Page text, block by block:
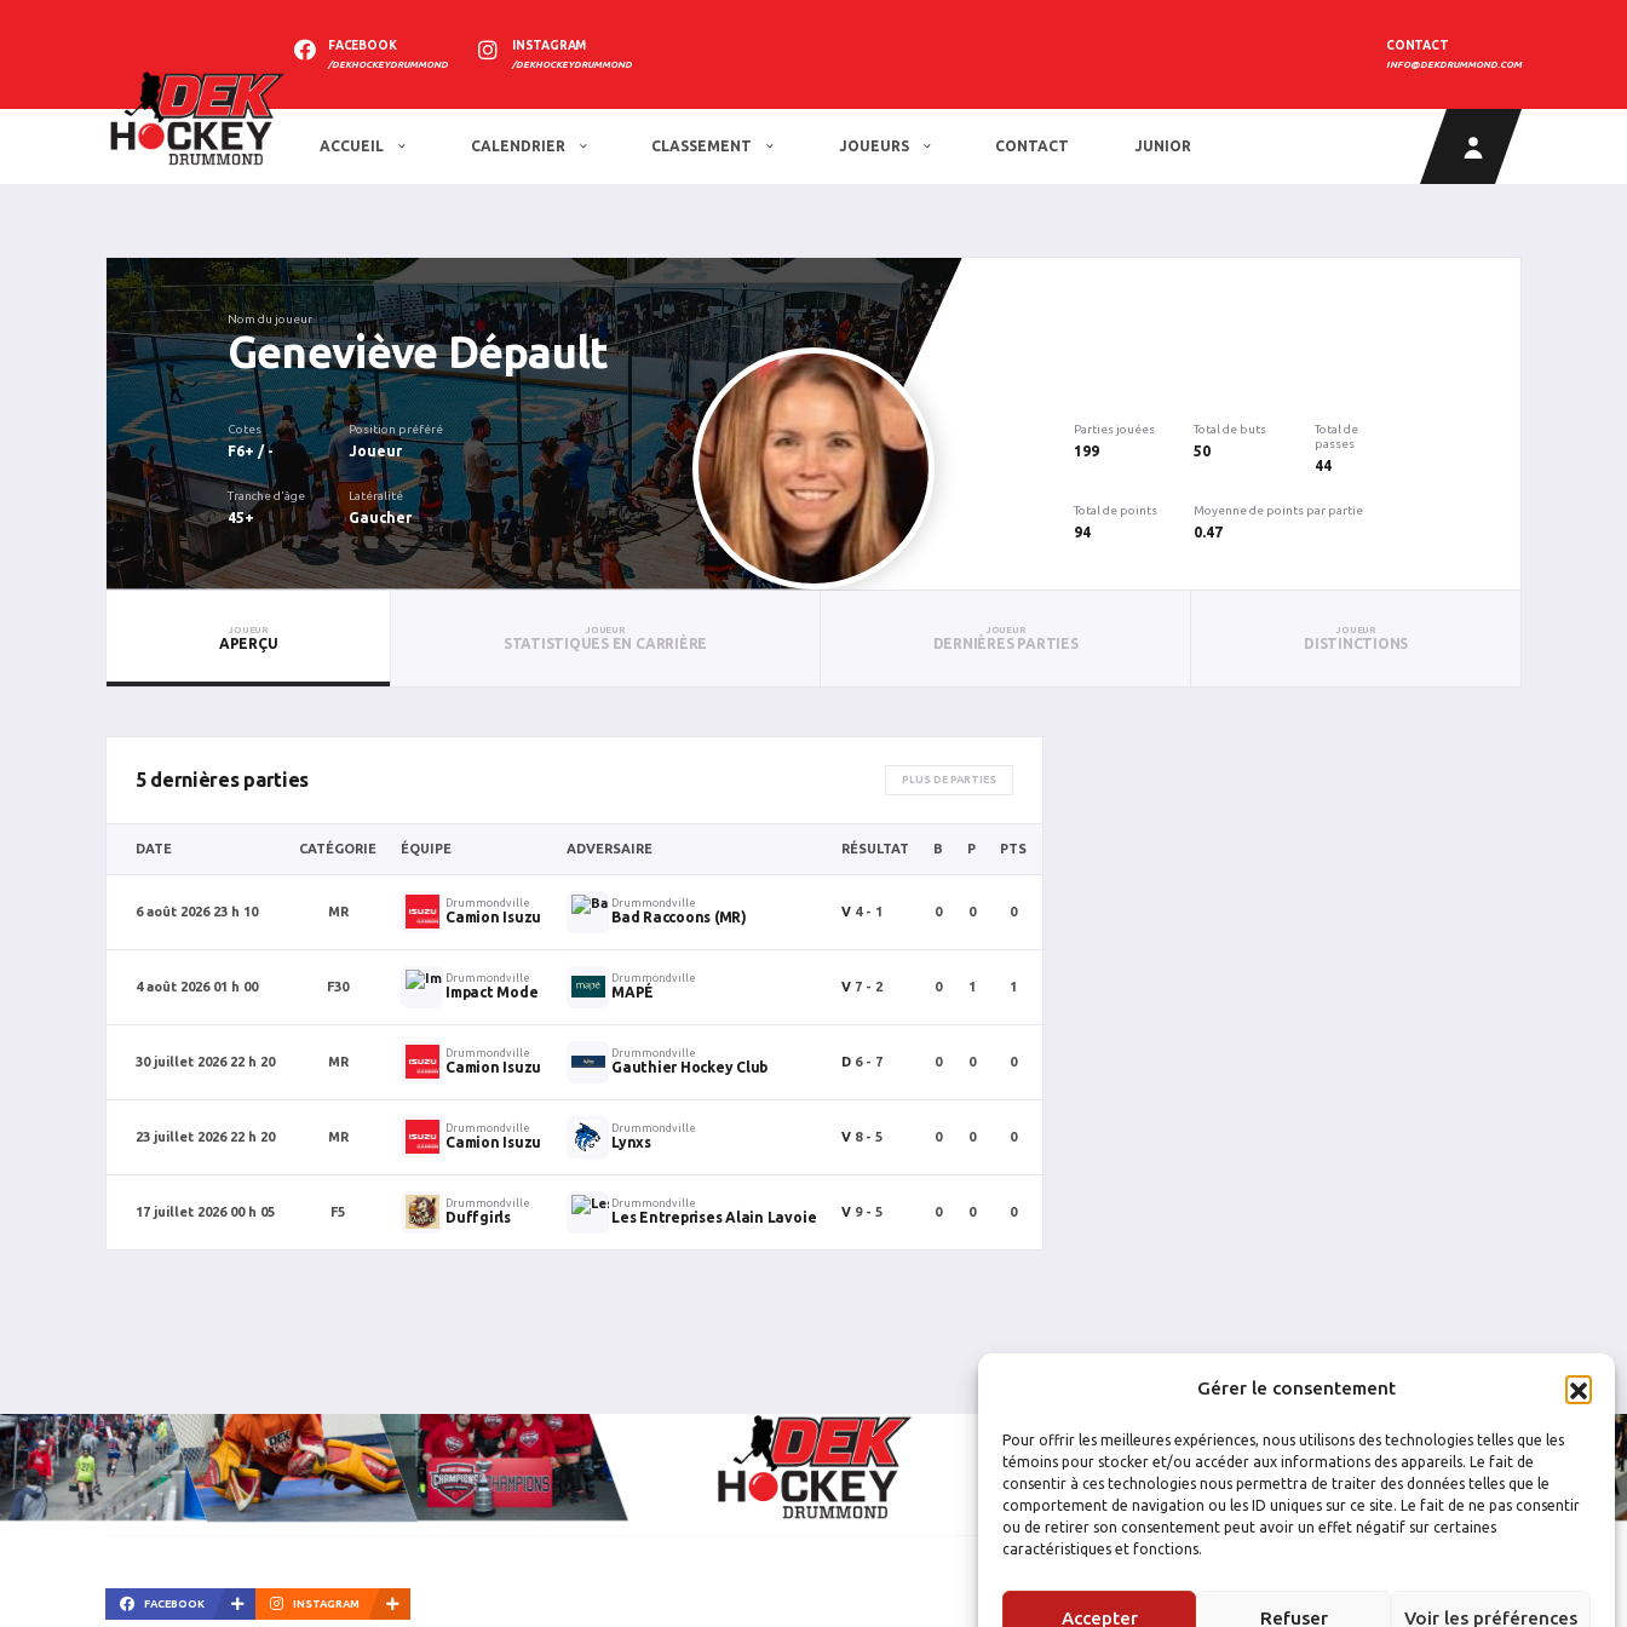
Gérer le consentement
Pour offrir les meilleures expériences, nous utilisons des technologies telles que les
témoins pour stocker et/ou accéder aux informations des appareils. Le fait de
consentir à ces technologies nous permettra de traiter des données telles que le
comportement de navigation ou les ID uniques sur ce site. Le fait de ne pas consentir
ou de retirer son consentement peut avoir un effet négatif sur certaines
caractéristiques et fonctions.
Accepter Refuser Voir les préférences
FACEBOOK
/DEKHOCKEYDRUMMOND
INSTAGRAM
/DEKHOCKEYDRUMMOND
CONTACT
INFO@DEKDRUMMOND.COM
ACCUEIL CALENDRIER CLASSEMENT JOUEURS CONTACT JUNIOR
Nom du joueur
Geneviève Dépault
Cotes
F6+ / -
Position préféré
Joueur
Tranche d'âge
45+
Latéralité
Gaucher
Parties jouées
199
Total de buts
50
Total de
passes
44
Total de points
94
Moyenne de points par partie
0.47
JOUEUR
APERÇU
JOUEUR
STATISTIQUES EN CARRIÈRE
JOUEUR
DERNIÈRES PARTIES
JOUEUR
DISTINCTIONS
5 dernières parties PLUS DE PARTIES
DATE CATÉGORIE ÉQUIPE ADVERSAIRE RÉSULTAT B P PTS
6 août 2026 23 h 10 MR
Drummondville
Camion Isuzu
Drummondville
Bad Raccoons (MR) V 4 - 1 0 0 0
4 août 2026 01 h 00 F30
Drummondville
Impact Mode
Drummondville
MAPÉ V 7 - 2 0 1 1
30 juillet 2026 22 h 20 MR
Drummondville
Camion Isuzu
Drummondville
Gauthier Hockey Club D 6 - 7 0 0 0
23 juillet 2026 22 h 20 MR
Drummondville
Camion Isuzu
Drummondville
Lynxs V 8 - 5 0 0 0
17 juillet 2026 00 h 05 F5
Drummondville
Duffgirls
Drummondville
Les Entreprises Alain Lavoie V 9 - 5 0 0 0
FACEBOOK INSTAGRAM